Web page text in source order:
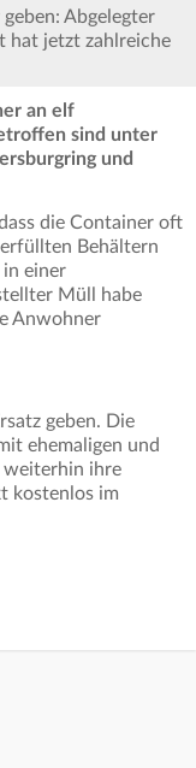
Abgelegter
hat jetzt zahlreiche
an elf
sind unter
und
die Container oft
Behältern
einer
Müll habe
Anwohner
geben. Die
ehemaligen und
weiterhin ihre
kostenlos im